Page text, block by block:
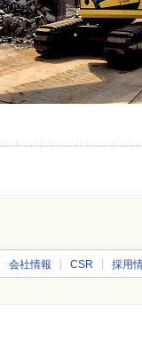
会社情報 CSR 採用